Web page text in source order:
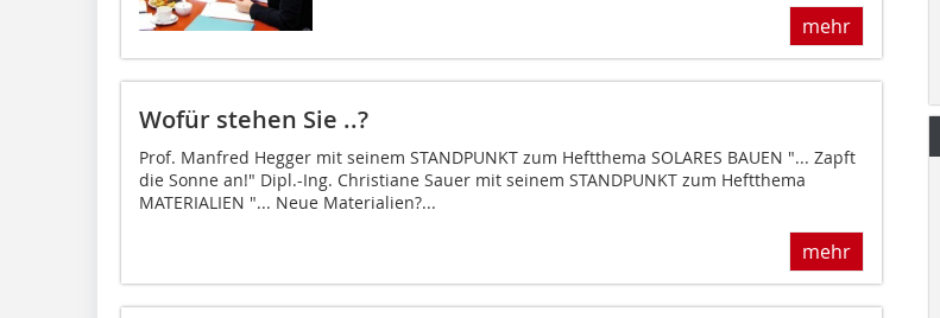
mehr
Wofür stehen Sie ..?
Prof. Manfred Hegger mit seinem STANDPUNKT zum Heftthema SOLARES BAUEN "... Zapft
die Sonne an!" Dipl.-Ing. Christiane Sauer mit seinem STANDPUNKT zum Heftthema
MATERIALIEN "... Neue Materialien?...
mehr